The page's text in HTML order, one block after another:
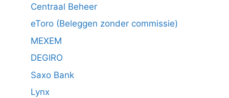
Centraal Beheer
eToro (Beleggen zonder commissie)
MEXEM
DEGIRO
Saxo Bank
Lynx